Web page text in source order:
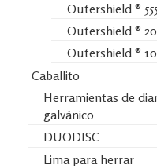
Outershield ®
Outershield ®
Outershield ®
Caballito
Herramientas de
galvánico
DUODISC
Lima para herrar